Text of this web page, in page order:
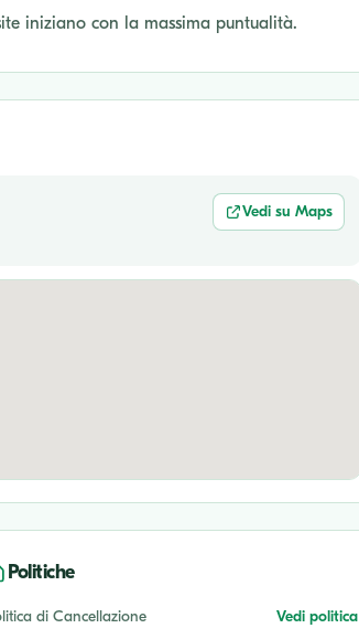
iniziano con la massima puntualità.
Vedi su Maps
Politiche
di Cancellazione
Vedi politica